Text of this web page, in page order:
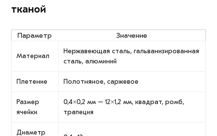
тканой
Параметр Значение
Материал
Нержавеющая сталь, гальванизированная
сталь, алюминий
Плетение Полотняное, саржевое
Размер
ячейки
0,4×0,2 мм – 12×1,2 мм, квадрат, ромб,
трапеция
Диаметр